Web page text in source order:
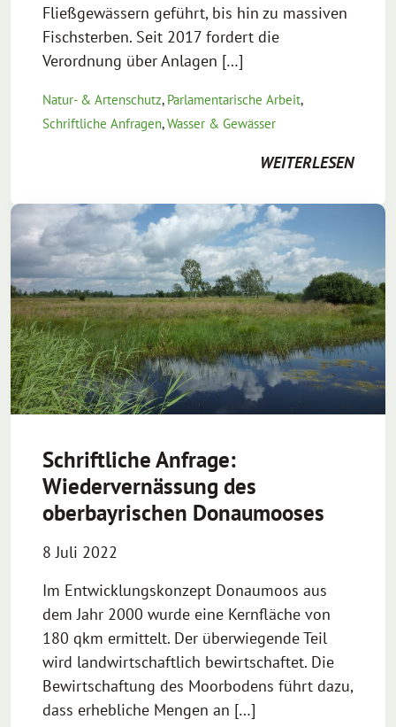
Fließgewässern geführt, bis hin zu massiven
Fischsterben. Seit 2017 fordert die
Verordnung über Anlagen […]
Natur- & Artenschutz, Parlamentarische Arbeit,
Schriftliche Anfragen,Wasser & Gewässer
WEITERLESEN
Schriftliche Anfrage:
Wiedervernässung des
oberbayrischen Donaumooses
8 Juli 2022
Im Entwicklungskonzept Donaumoos aus
dem Jahr 2000 wurde eine Kernfläche von
180 qkm ermittelt. Der überwiegende Teil
wird landwirtschaftlich bewirtschaftet. Die
Bewirtschaftung des Moorbodens führt dazu,
dass erhebliche Mengen an […]